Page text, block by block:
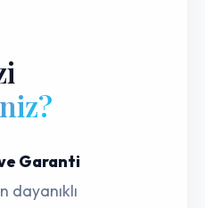
Garanti
dayanıklı